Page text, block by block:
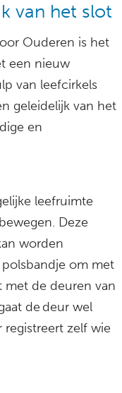
van het slot
Ouderen is het
een nieuw
van leefcirkels
geleidelijk van het
en
leefruimte
Deze
worden
om met
met de deuren van
de deur wel
zelf wie